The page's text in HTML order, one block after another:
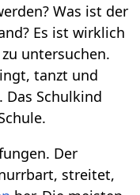
Was ist der
Es ist wirklich
untersuchen.
tanzt und
Das Schulkind
Der
streitet,